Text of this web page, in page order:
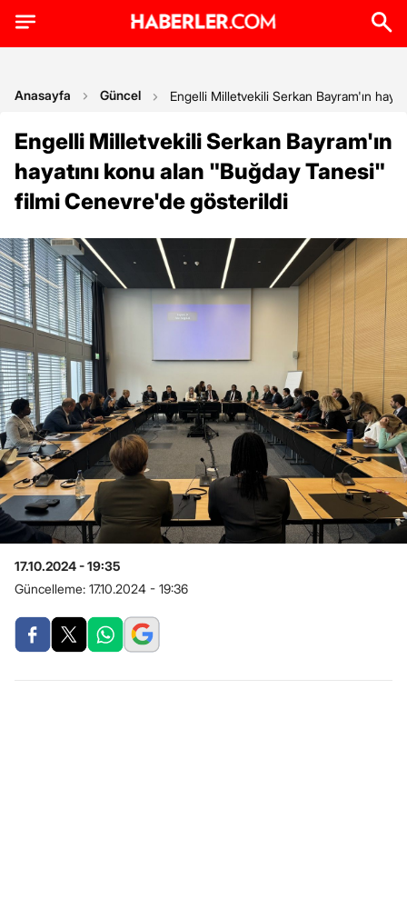
Anasayfa Güncel Engelli Milletvekili Serkan Bayram'ın
Engelli Milletvekili Serkan Bayram'ın
hayatını konu alan "Buğday Tanesi"
filmi Cenevre'de gösterildi
17.10.2024 - 19:35
Güncelleme: 17.10.2024 - 19:36